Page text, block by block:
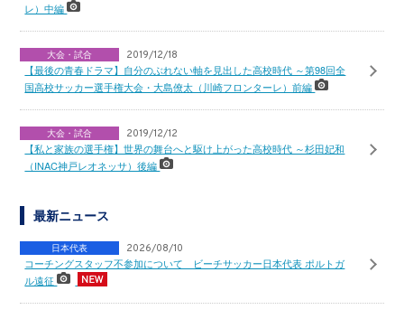
レ）中編
大会・試合 2019/12/18
【最後の青春ドラマ】自分のぶれない軸を見出した高校時代 ～第98回全
国高校サッカー選手権大会・大島僚太（川崎フロンターレ）前編
大会・試合 2019/12/12
【私と家族の選手権】世界の舞台へと駆け上がった高校時代 ～杉田妃和
（INAC神戸レオネッサ）後編
最新ニュース
日本代表 2026/08/10
コーチングスタッフ不参加について ビーチサッカー日本代表 ポルトガ
ル遠征